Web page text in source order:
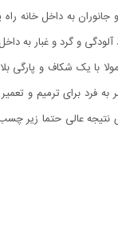
به داخل خانه
و گرد و غبار به
یک شکاف و پارگی
برای ترمیم و تعمیر
عالی حتما زیر